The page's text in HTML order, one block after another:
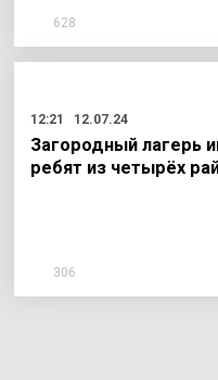
628
12:21
12.07.24
Загородный лагерь
ребят из четырёх
306